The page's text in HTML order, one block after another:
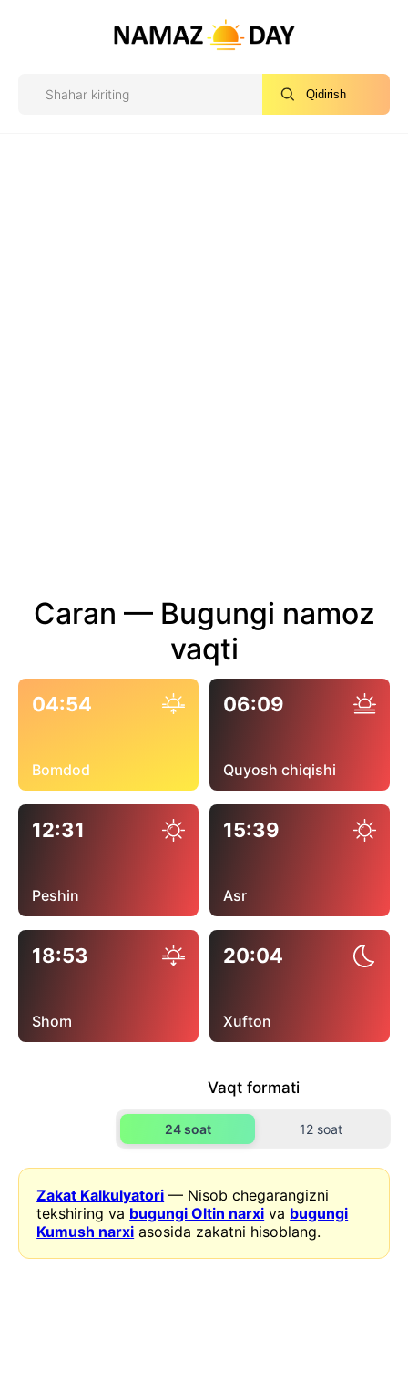
Qidirish
Caran — Bugungi namoz
vaqti
04:54
Bomdod
06:09
Quyosh chiqishi
12:31
Peshin
15:39
Asr
18:53
Shom
20:04
Xufton
Vaqt formati
24 soat 12 soat
Zakat Kalkulyatori — Nisob chegarangizni
tekshiring va bugungi Oltin narxi va bugungi
Kumush narxi asosida zakatni hisoblang.